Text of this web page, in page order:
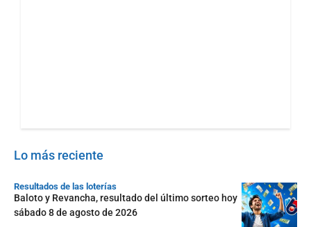
Lo más reciente
Resultados de las loterías
Baloto y Revancha, resultado del último sorteo hoy
sábado 8 de agosto de 2026